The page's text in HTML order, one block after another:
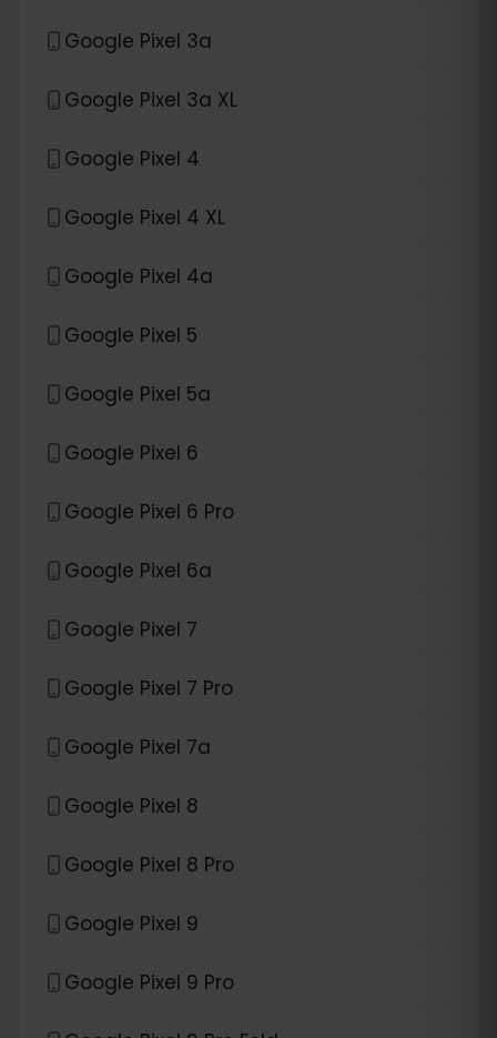
Google Pixel 3a
Google Pixel 3a XL
Google Pixel 4
Google Pixel 4 XL
Google Pixel 4a
Google Pixel 5
Google Pixel 5a
Google Pixel 6
Google Pixel 6 Pro
Google Pixel 6a
Google Pixel 7
Google Pixel 7 Pro
Google Pixel 7a
Google Pixel 8
Google Pixel 8 Pro
Google Pixel 9
Google Pixel 9 Pro